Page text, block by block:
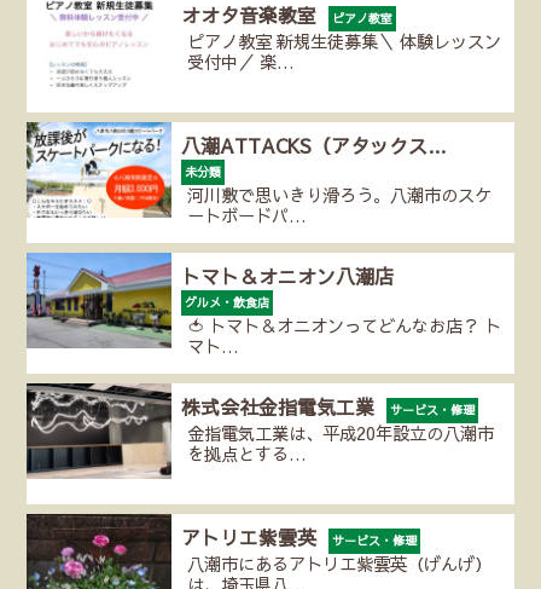
オオタ音楽教室 ピアノ教室
ピアノ教室 新規生徒募集＼ 体験レッスン
受付中／ 楽…
八潮ATTACKS（アタックス…
未分類
河川敷で思いきり滑ろう。八潮市のスケ
ートボードパ…
トマト＆オニオン八潮店
グルメ・飲食店
🍅 トマト＆オニオンってどんなお店？ ト
マト…
株式会社金指電気工業 サービス・修理
金指電気工業は、平成20年設立の八潮市
を拠点とする…
アトリエ紫雲英 サービス・修理
八潮市にあるアトリエ紫雲英（げんげ）